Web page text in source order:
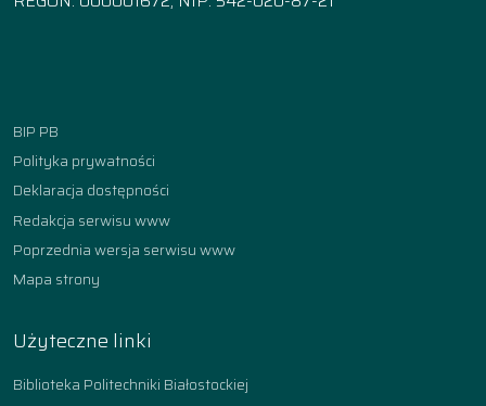
BIP PB
Polityka prywatności
Deklaracja dostępności
Redakcja serwisu www
Poprzednia wersja serwisu www
Mapa strony
Użyteczne linki
Biblioteka Politechniki Białostockiej